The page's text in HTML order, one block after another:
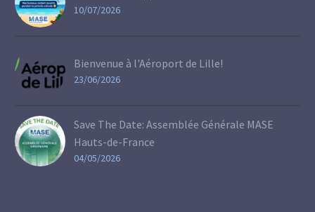
10/07/2026
Bienvenue à l'Aéroport de Lille!
23/06/2026
Save The Date: Assemblée Générale MASE
Hauts-de-France
04/05/2026